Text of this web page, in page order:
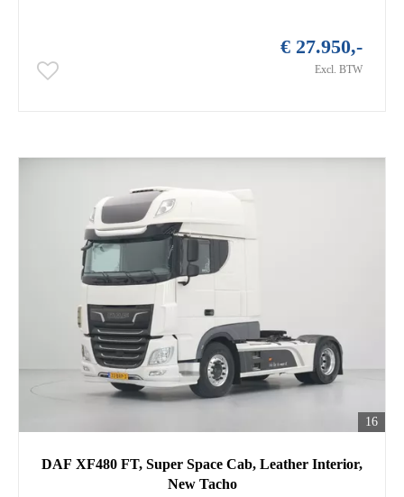
€ 27.950,-
Excl. BTW
16
DAF XF480 FT, Super Space Cab, Leather Interior,
New Tacho